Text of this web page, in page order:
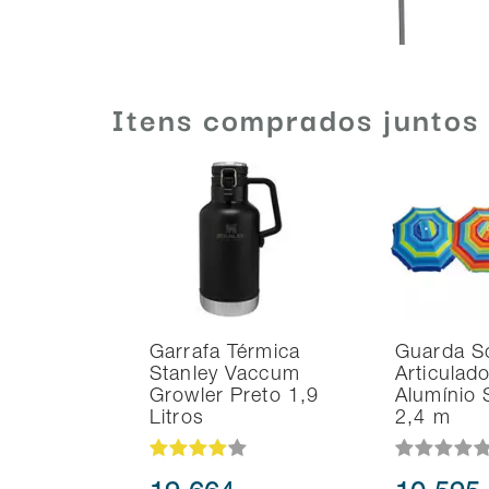
Itens comprados juntos
Garrafa Térmica
Stanley Vaccum
Growler Preto 1,9
Litros
Guarda
Alumínio
2,4 m